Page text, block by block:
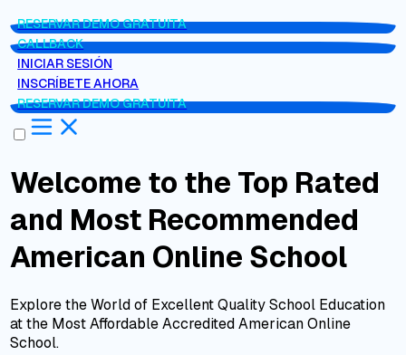
RESERVAR DEMO GRATUITA
CALLBACK
INICIAR SESIÓN
INSCRÍBETE AHORA
RESERVAR DEMO GRATUITA
Welcome to the Top Rated
and Most Recommended
American Online School
Explore the World of Excellent Quality School Education
at the Most Affordable Accredited American Online
School.